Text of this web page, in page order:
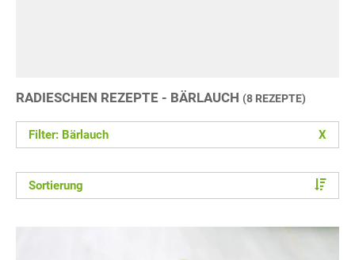
RADIESCHEN REZEPTE - BÄRLAUCH (8 REZEPTE)
Filter: Bärlauch X
Sortierung